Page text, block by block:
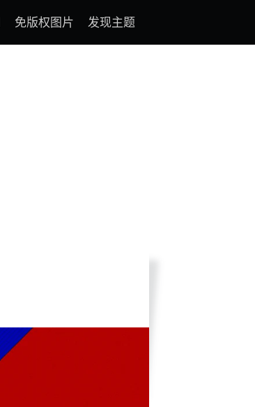
免版权图片 发现主题